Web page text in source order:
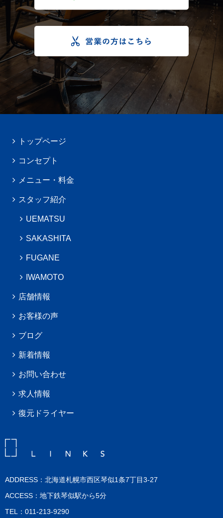
トップページ
コンセプト
メニュー・料金
スタッフ紹介
UEMATSU
SAKASHITA
FUGANE
IWAMOTO
店舗情報
お客様の声
ブログ
新着情報
お問い合わせ
求人情報
復元ドライヤー
ADDRESS：北海道札幌市西区琴似1条7丁目3-27
ACCESS：地下鉄琴似駅から5分
TEL：011-213-9290